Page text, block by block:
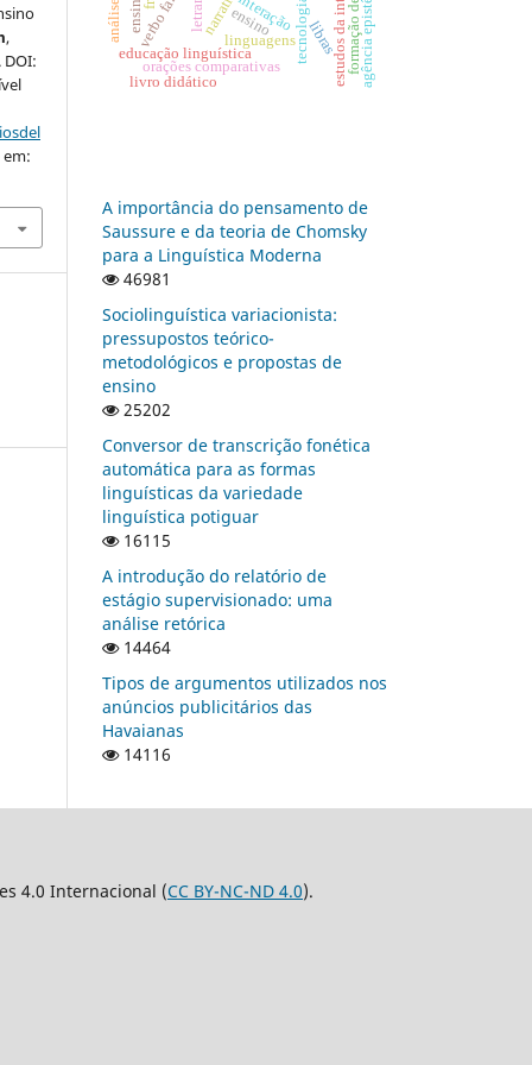
,
DOI:
em:
linguagens
ensino
educação linguística
interação
verbo fazer
orações comparativas
livro didático
libras agência epistêmica
A importância do pensamento de
Saussure e da teoria de Chomsky
para a Linguística Moderna
46981
Sociolinguística variacionista:
pressupostos teórico-
metodológicos e propostas de
ensino
25202
Conversor de transcrição fonética
automática para as formas
linguísticas da variedade
linguística potiguar
16115
A introdução do relatório de
estágio supervisionado: uma
análise retórica
14464
Tipos de argumentos utilizados nos
anúncios publicitários das
Havaianas
14116
4.0 Internacional (CC BY-NC-ND 4.0).